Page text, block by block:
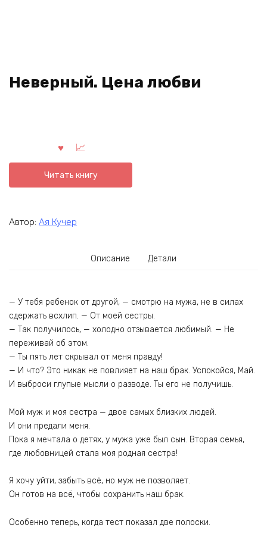
Неверный. Цена любви
Читать книгу
Автор: Ая Кучер
Описание Детали
— У тебя ребенок от другой, — смотрю на мужа, не в силах
сдержать всхлип. — От моей сестры.
— Так получилось, — холодно отзывается любимый. — Не
переживай об этом.
— Ты пять лет скрывал от меня правду!
— И что? Это никак не повлияет на наш брак. Успокойся, Май.
И выброси глупые мысли о разводе. Ты его не получишь.
Мой муж и моя сестра — двое самых близких людей.
И они предали меня.
Пока я мечтала о детях, у мужа уже был сын. Вторая семья,
где любовницей стала моя родная сестра!
Я хочу уйти, забыть всё, но муж не позволяет.
Он готов на всё, чтобы сохранить наш брак.
Особенно теперь, когда тест показал две полоски.